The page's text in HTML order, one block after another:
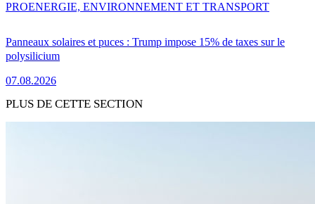
Panneaux solaires et puces : Trump impose 15% de taxes sur le
polysilicium
07.08.2026
PROENERGIE, ENVIRONNEMENT ET TRANSPORT
PLUS DE CETTE SECTION